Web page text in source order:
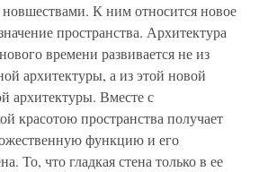
К ним относится новое
пространства. Архитектура
времени развивается не из
архитектуры, а из этой новой
архитектуры. Вместе с
красотою пространства получает
функцию и его
То, что гладкая стена только в ее